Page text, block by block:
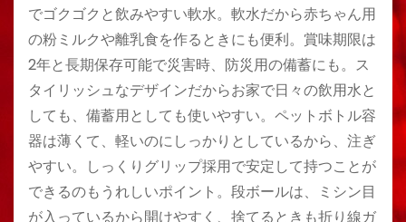
でゴクゴクと飲みやすい軟水。軟水だから赤ちゃん用
の粉ミルクや離乳食を作るときにも便利。賞味期限は
2年と長期保存可能で災害時、防災用の備蓄にも。ス
タイリッシュなデザインだからお家で日々の飲用水と
しても、備蓄用としても使いやすい。ペットボトル容
器は薄くて、軽いのにしっかりとしているから、注ぎ
やすい。しっくりグリップ採用で安定して持つことが
できるのもうれしいポイント。段ボールは、ミシン目
が入っているから開けやすく、捨てるときも折り線ガ